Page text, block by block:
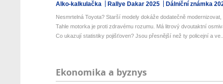
Alko-kalkulačka Rallye Dakar 2025 Dálniční známka
Nesmrtelná Toyota? Starší modely dokáže dodatečně
Tahle motorka je proti zdravému rozumu. Má litrový dvoutaktní
Co ukazují statistiky pojišťoven? Jsou přesnější než ty policejní a
Ekonomika a byznys